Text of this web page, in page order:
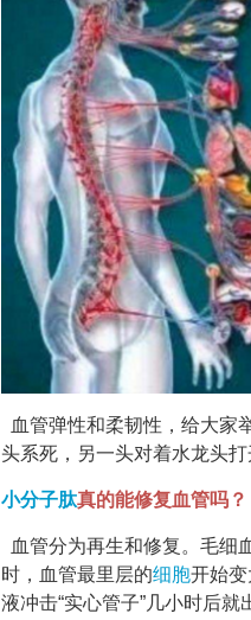
血管弹性和柔韧性，给大家
头系死，另一头对着水龙头
小分子肽真的能修复血管吗？
血管分为再生和修复。毛细
时，血管最里层的细胞开始变
液冲击“实心管子”几小时后